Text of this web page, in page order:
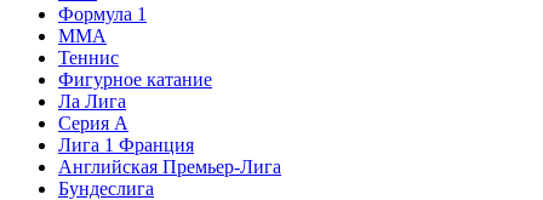
Формула 1
MMA
Теннис
Фигурное катание
Ла Лига
Серия А
Лига 1 Франция
Английская Премьер-Лига
Бундеслига